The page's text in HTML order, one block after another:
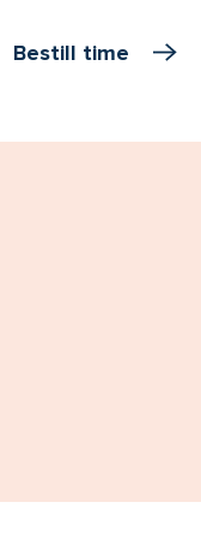
Bestill time